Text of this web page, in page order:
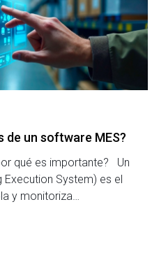
de un software MES?
qué es importante? Un
System) es el
y monitoriza…